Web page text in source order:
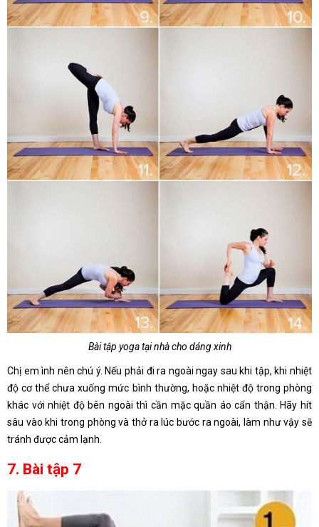
Bài tập yoga tại nhà cho dáng xinh
Chị em ình nên chú ý. Nếu phải đi ra ngoài ngay sau khi tập, khi nhiệt
độ cơ thể chưa xuống mức bình thường, hoặc nhiệt độ trong phòng
khác với nhiệt độ bên ngoài thì cần mặc quần áo cẩn thận. Hãy hít
sâu vào khi trong phòng và thở ra lúc bước ra ngoài, làm như vậy sẽ
tránh được cảm lạnh.
7. Bài tập 7